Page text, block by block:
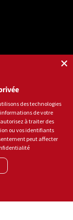
droits réservés.
des technologies
de votre
à traiter des
ou vos identifiants
peut affecter